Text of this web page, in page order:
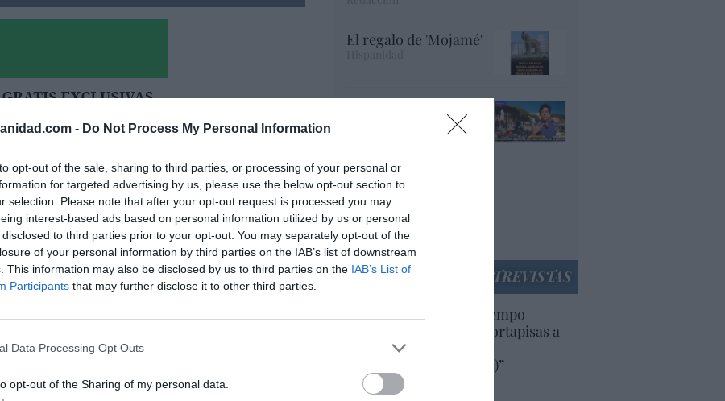
- Do Not Process My Personal Information
opt-out of the sale, sharing to third parties, or processing of your personal or
for targeted advertising by us, please use the below opt-out section to
selection. Please note that after your opt-out request is processed you may
interest-based ads based on personal information utilized by us or personal
to third parties prior to your opt-out. You may separately opt-out of the
of your personal information by third parties on the IAB’s list of downstream
This information may also be disclosed by us to third parties on the IAB’s List of
Participants that may further disclose it to other third parties.
Data Processing Opt Outs
opt-out of the Sharing of my personal data.
Rodríguez Soler le exige que le
y exhibe músculo
El regalo de 'Mojamé'
RTVE afirma que entre
Ceuta, "muchos son
licenciados y
diplomados, que están
huyendo de su país
por la guerra"
Hispanidad
ENTREVISTAS
“Europa lleva mucho tiempo
poniendo aranceles y cortapisas a
productos y compañías
americanas (y europeas)”
por Ana Sánchez Arjona